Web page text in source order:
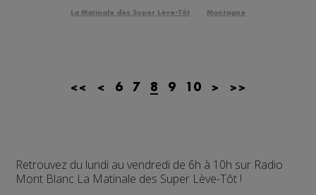
La Matinale des Super Lève-Tôt Montagne
<< < 6 7 8 9 10 > >>
Retrouvez du lundi au vendredi de 6h à 10h sur Radio
Mont Blanc La Matinale des Super Lève-Tôt !